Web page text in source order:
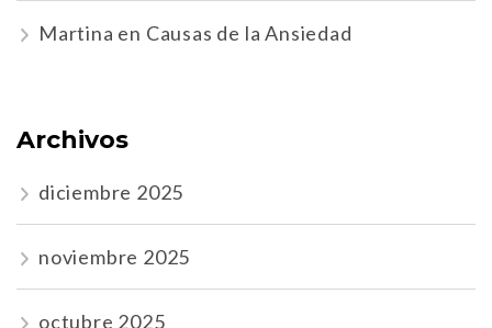
Martina en Causas de la Ansiedad
Archivos
diciembre 2025
noviembre 2025
octubre 2025